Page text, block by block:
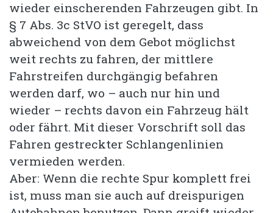
wieder einscherenden Fahrzeugen gibt. In
§ 7 Abs. 3c StVO ist geregelt, dass
abweichend von dem Gebot möglichst
weit rechts zu fahren, der mittlere
Fahrstreifen durchgängig befahren
werden darf, wo – auch nur hin und
wieder – rechts davon ein Fahrzeug hält
oder fährt. Mit dieser Vorschrift soll das
Fahren gestreckter Schlangenlinien
vermieden werden.
Aber: Wenn die rechte Spur komplett frei
ist, muss man sie auch auf dreispurigen